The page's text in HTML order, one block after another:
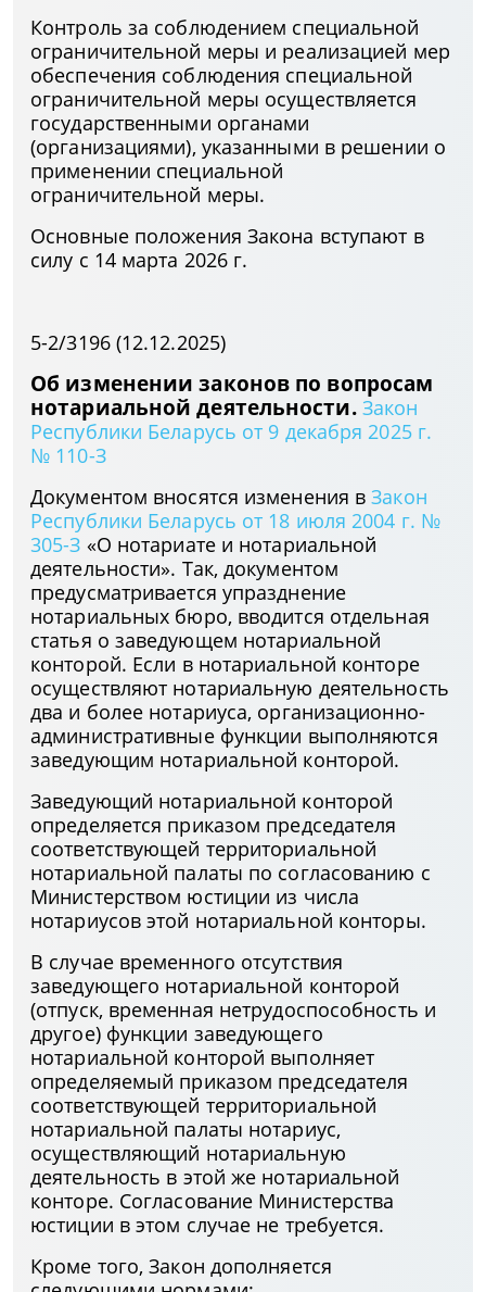
Контроль за соблюдением специальной
ограничительной меры и реализацией мер
обеспечения соблюдения специальной
ограничительной меры осуществляется
государственными органами
(организациями), указанными в решении о
применении специальной
ограничительной меры.
Основные положения Закона вступают в
силу с 14 марта 2026 г.
5-2/3196 (12.12.2025)
Об изменении законов по вопросам
нотариальной деятельности. Закон
Республики Беларусь от 9 декабря 2025 г.
№ 110-З
Документом вносятся изменения вЗакон
Республики Беларусь от 18 июля 2004 г. №
305-З «О нотариате и нотариальной
деятельности». Так, документом
предусматривается упразднение
нотариальных бюро, вводится отдельная
статья о заведующем нотариальной
конторой. Если в нотариальной конторе
осуществляют нотариальную деятельность
два и более нотариуса, организационно-
административные функции выполняются
заведующим нотариальной конторой.
Заведующий нотариальной конторой
определяется приказом председателя
соответствующей территориальной
нотариальной палаты по согласованию с
Министерством юстиции из числа
нотариусов этой нотариальной конторы.
В случае временного отсутствия
заведующего нотариальной конторой
(отпуск, временная нетрудоспособность и
другое) функции заведующего
нотариальной конторой выполняет
определяемый приказом председателя
соответствующей территориальной
нотариальной палаты нотариус,
осуществляющий нотариальную
деятельность в этой же нотариальной
конторе. Согласование Министерства
юстиции в этом случае не требуется.
Кроме того, Закон дополняется